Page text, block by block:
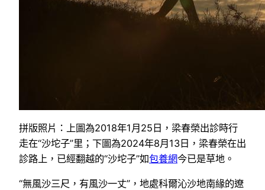
拼版照片：上圖為2018年1月25日，梁春榮出診時行
走在“沙坨子”里；下圖為2024年8月13日，梁春榮在出
診路上，已經翻越的“沙坨子”如包養網今已是草地。
“無風沙三尺，有風沙一丈”，地處科爾沁沙地南緣的遼